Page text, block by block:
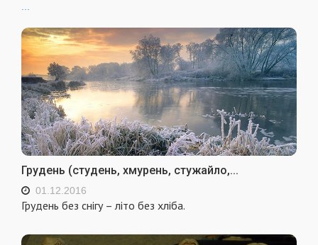
...
Грудень (студень, хмурень, стужайло,...
01.12.2016
Грудень без снігу – літо без хліба.